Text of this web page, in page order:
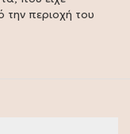
την περιοχή του